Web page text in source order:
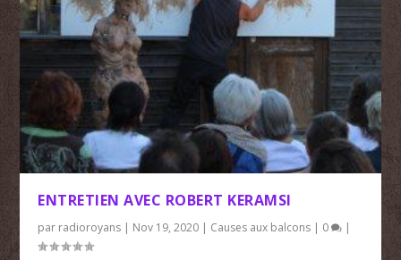
ENTRETIEN AVEC ROBERT KERAMSI
par radioroyans | Nov 19, 2020 | Causes aux balcons | 0 |